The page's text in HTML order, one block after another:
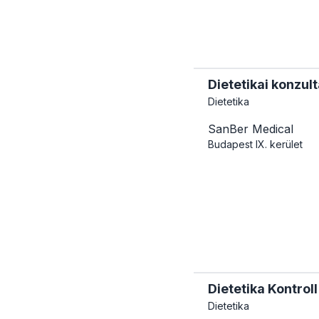
Dietetikai
Dietetika
SanBer Medical
Budapest IX. kerület
Dietetika Kontroll
Dietetika